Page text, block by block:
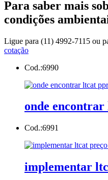
Para saber mais
condições
Ligue para (11) 4992-7115 ou
cotação
Cod.:6990
onde
Cod.:6991
implementar